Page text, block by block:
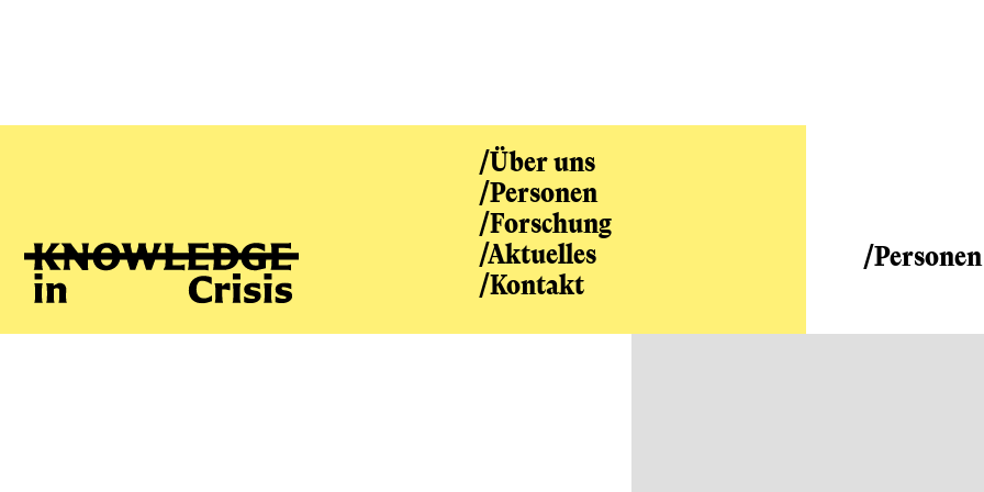
/Personen
/Über uns
/Personen
/Forschung
/Aktuelles
/Kontakt
Francesco Praolini